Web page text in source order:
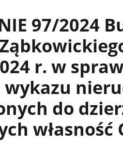
97/2024
r. w
wykazu
do
własność